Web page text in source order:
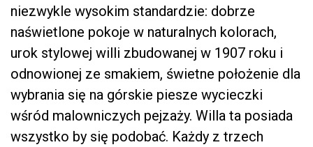
niezwykle wysokim standardzie: dobrze
naświetlone pokoje w naturalnych kolorach,
urok stylowej willi zbudowanej w 1907 roku i
odnowionej ze smakiem, świetne położenie dla
wybrania się na górskie piesze wycieczki
wśród malowniczych pejzaży. Willa ta posiada
wszystko by się podobać. Każdy z trzech